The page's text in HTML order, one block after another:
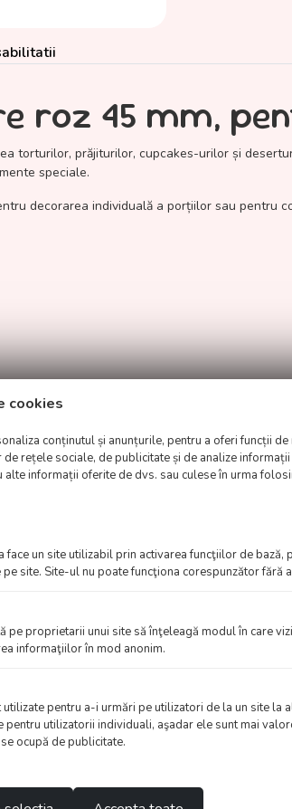
roz 45 mm,
torturilor, prăjiturilor, cupcakes-urilor și
speciale.
decorarea individuală a porțiilor sau pentru
soia, poliglicerol poliricinoleat), aromă
cookies
conținutul și anunțurile, pentru a oferi funcții
rețele sociale, de publicitate și de analize
alte informații oferite de dvs. sau culese în urma
face un site utilizabil prin activarea funcţiilor de bază,
site. Site-ul nu poate funcţiona corespunzător fără
pe proprietarii unui site să înţeleagă modul în care
informaţiilor în mod anonim.
pentru a-i urmări pe utilizatori de la un site la
pentru utilizatorii individuali, aşadar ele sunt mai
ocupă de publicitate.